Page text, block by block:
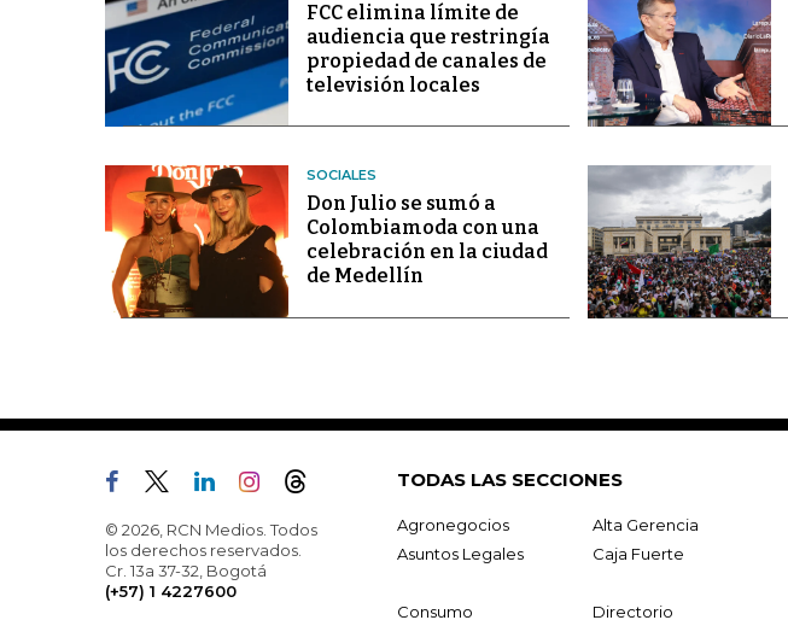
FCC elimina límite de
audiencia que restringía
propiedad de canales de
televisión locales
SOCIALES
Don Julio se sumó a
Colombiamoda con una
celebración en la ciudad
de Medellín
© 2026, RCN Medios. Todos
los derechos reservados.
Cr. 13a 37-32, Bogotá
(+57) 1 4227600
TODAS LAS SECCIONES
Agronegocios Alta Gerencia
Asuntos Legales
Caja Fuerte
Consumo
Directorio